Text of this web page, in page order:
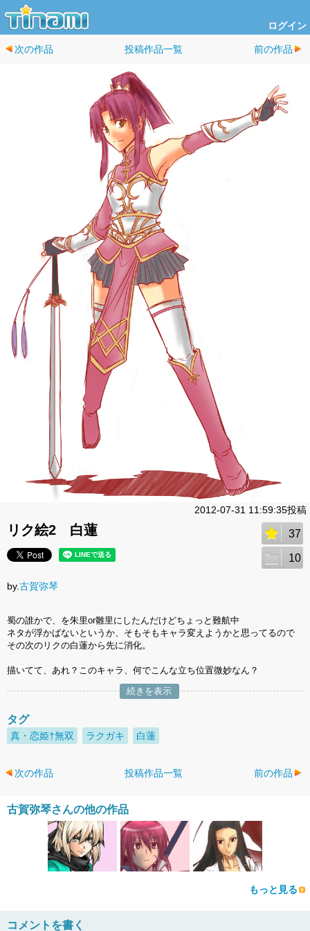
ログイン
次の作品 投稿作品一覧 前の作品
2012-07-31 11:59:35投稿
リク絵2 白蓮 37
10
by.古賀弥琴
蜀の誰かで、を朱里or雛里にしたんだけどちょっと難航中
ネタが浮かばないというか、そもそもキャラ変えようかと思ってるので
その次のリクの白蓮から先に消化。
描いてて、あれ？このキャラ、何でこんな立ち位置微妙なん？
続きを表示
タグ
真・恋姫†無双 ラクガキ 白蓮
次の作品 投稿作品一覧 前の作品
古賀弥琴さんの他の作品
もっと見る
コメントを書く